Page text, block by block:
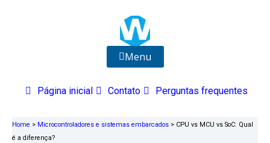
Menu
Página inicial Contato Perguntas frequentes
Home > Microcontroladores e sistemas embarcados > CPU vs MCU vs SoC: Qual
é a diferença?